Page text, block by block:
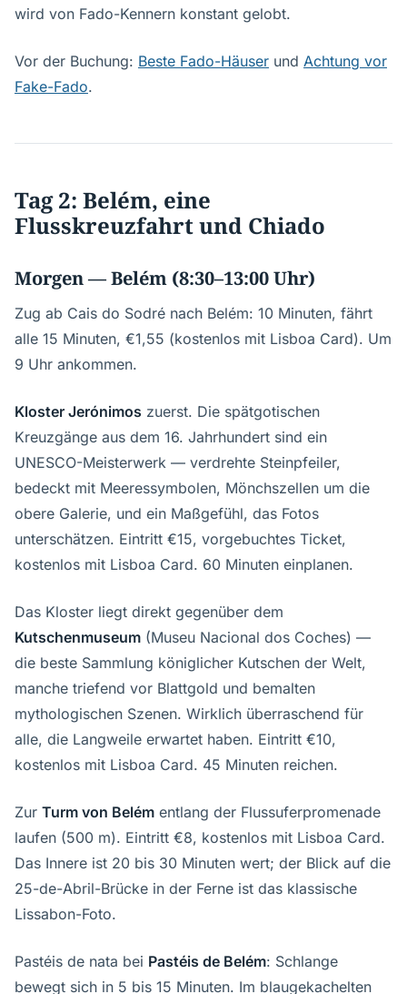
wird von Fado-Kennern konstant gelobt.
Vor der Buchung: Beste Fado-Häuser und Achtung vor
Fake-Fado.
Tag 2: Belém, eine
Flusskreuzfahrt und Chiado
Morgen — Belém (8:30–13:00 Uhr)
Zug ab Cais do Sodré nach Belém: 10 Minuten, fährt
alle 15 Minuten, €1,55 (kostenlos mit Lisboa Card). Um
9 Uhr ankommen.
Kloster Jerónimos zuerst. Die spätgotischen
Kreuzgänge aus dem 16. Jahrhundert sind ein
UNESCO-Meisterwerk — verdrehte Steinpfeiler,
bedeckt mit Meeressymbolen, Mönchszellen um die
obere Galerie, und ein Maßgefühl, das Fotos
unterschätzen. Eintritt €15, vorgebuchtes Ticket,
kostenlos mit Lisboa Card. 60 Minuten einplanen.
Das Kloster liegt direkt gegenüber dem
Kutschenmuseum (Museu Nacional dos Coches) —
die beste Sammlung königlicher Kutschen der Welt,
manche triefend vor Blattgold und bemalten
mythologischen Szenen. Wirklich überraschend für
alle, die Langweile erwartet haben. Eintritt €10,
kostenlos mit Lisboa Card. 45 Minuten reichen.
Zur Turm von Belém entlang der Flussuferpromenade
laufen (500 m). Eintritt €8, kostenlos mit Lisboa Card.
Das Innere ist 20 bis 30 Minuten wert; der Blick auf die
25-de-Abril-Brücke in der Ferne ist das klassische
Lissabon-Foto.
Pastéis de nata bei Pastéis de Belém: Schlange
bewegt sich in 5 bis 15 Minuten. Im blaugekachelten